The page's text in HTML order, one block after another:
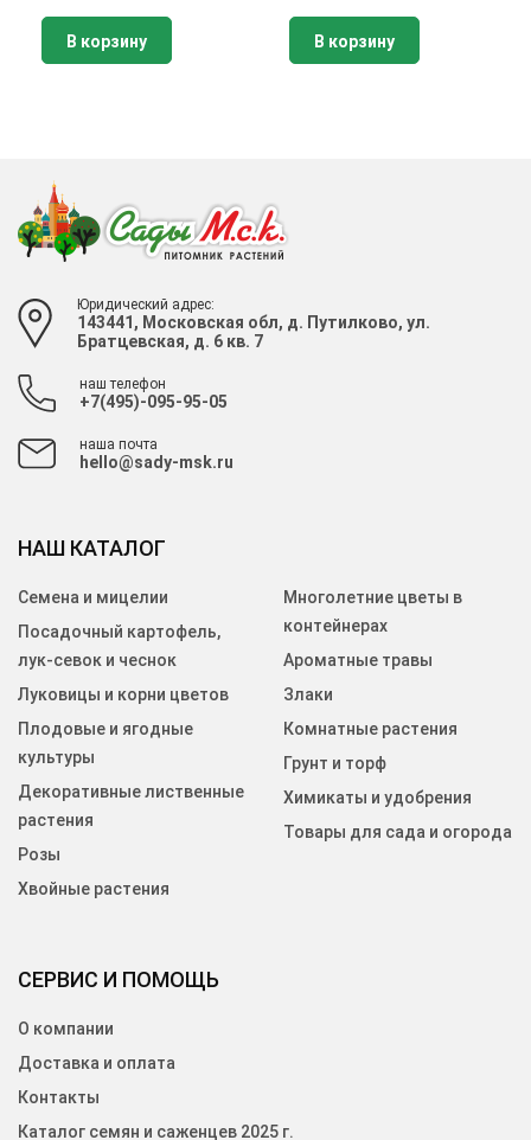
В корзину В корзину
Юридический адрес:
143441, Московская обл, д. Путилково, ул.
Братцевская, д. 6 кв. 7
наш телефон
+7(495)-095-95-05
наша почта
hello@sady-msk.ru
СЕРВИС И ПОМОЩЬ
О компании
Доставка и оплата
Контакты
Каталог семян и саженцев 2025 г.
НАШ КАТАЛОГ
Семена и мицелии
Посадочный картофель,
лук-севок и чеснок
Луковицы и корни цветов
Плодовые и ягодные
культуры
Декоративные лиственные
растения
Розы
Хвойные растения
Многолетние цветы в
контейнерах
Ароматные травы
Злаки
Комнатные растения
Грунт и торф
Химикаты и удобрения
Товары для сада и огорода